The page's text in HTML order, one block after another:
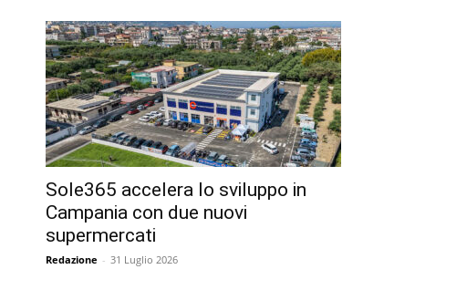
Sole365 accelera lo sviluppo in
Campania con due nuovi
supermercati
Redazione - 31 Luglio 2026